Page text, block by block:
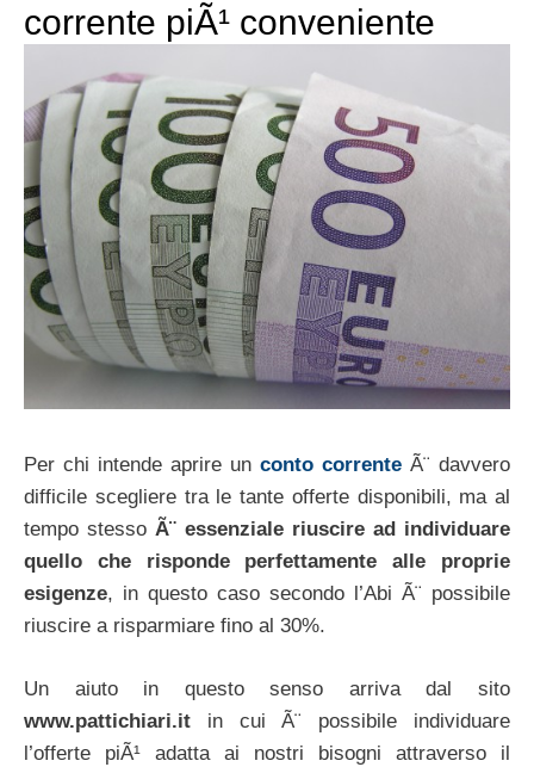
corrente piÃ¹ conveniente
Per chi intende aprire un conto corrente Ã¨ davvero
difficile scegliere tra le tante offerte disponibili, ma al
tempo stesso Ã¨ essenziale riuscire ad individuare
quello che risponde perfettamente alle proprie
esigenze, in questo caso secondo l’Abi Ã¨ possibile
riuscire a risparmiare fino al 30%.
Un aiuto in questo senso arriva dal sito
www.pattichiari.it in cui Ã¨ possibile individuare
l’offerte piÃ¹ adatta ai nostri bisogni attraverso il